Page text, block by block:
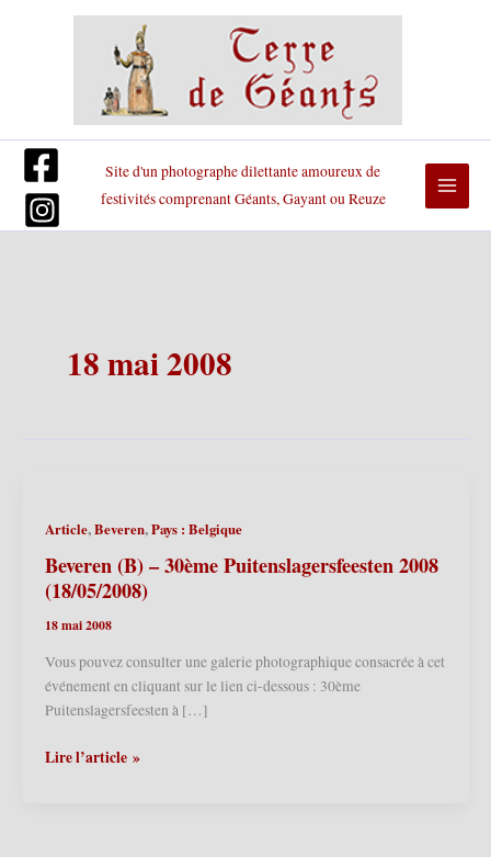
Site d'un photographe dilettante amoureux de
festivités comprenant Géants, Gayant ou Reuze
18 mai 2008
Article,Beveren,Pays : Belgique
Beveren (B) – 30ème Puitenslagersfeesten 2008
(18/05/2008)
18 mai 2008
Vous pouvez consulter une galerie photographique consacrée à cet
événement en cliquant sur le lien ci-dessous : 30ème
Puitenslagersfeesten à […]
Beveren
Lire l’article »